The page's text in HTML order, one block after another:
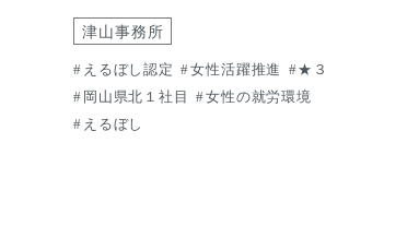
津山事務所
えるぼし認定 女性活躍推進
★３
岡山県北１社目
女性の就労環境
えるぼし